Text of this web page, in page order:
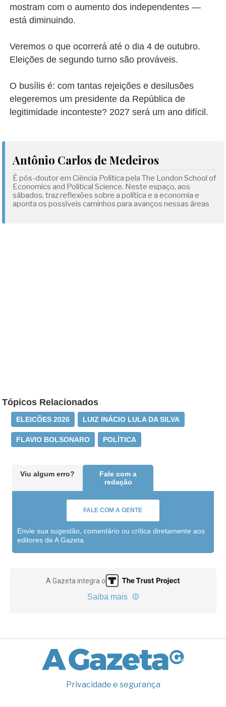
mostram com o aumento dos independentes —
está diminuindo.
Veremos o que ocorrerá até o dia 4 de outubro.
Eleições de segundo turno são prováveis.
O busílis é: com tantas rejeições e desilusões
elegeremos um presidente da República de
legitimidade inconteste? 2027 será um ano difícil.
Antônio Carlos de Medeiros
É pós-doutor em Ciência Política pela The London School of
Economics and Political Science. Neste espaço, aos
sábados, traz reflexões sobre a política e a economia e
aponta os possíveis caminhos para avanços nessas áreas
Tópicos Relacionados
ELEICÕES 2026 LUIZ INÁCIO LULA DA SILVA
FLAVIO BOLSONARO POLÍTICA
Viu algum erro?
Fale com a
redação
FALE COM A GENTE
Envie sua sugestão, comentário ou crítica diretamente aos
editores de A Gazeta
A Gazeta integra o
Saiba mais
Privacidade e segurança